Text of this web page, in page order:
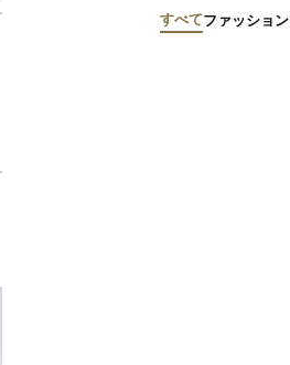
すべてファッション